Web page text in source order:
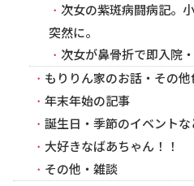
次女の紫斑病闘病記。
突然に。
次女が鼻骨折で即入院
もりりん家のお話・その他
年末年始の記事
誕生日・季節のイベントな
大好きなばあちゃん！！
その他・雑談